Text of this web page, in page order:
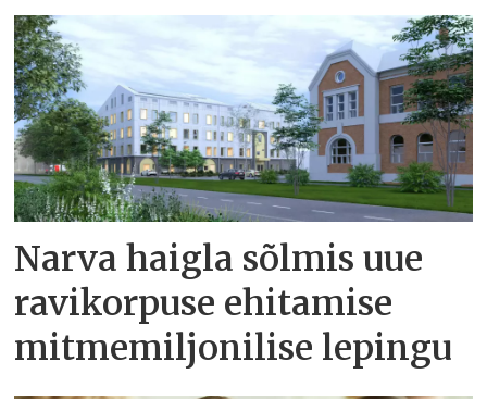
Narva haigla sõlmis uue
ravikorpuse ehitamise
mitmemiljonilise lepingu